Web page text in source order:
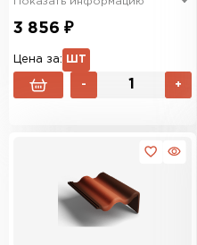
3 856 ₽
Цена за: ШТ
- +